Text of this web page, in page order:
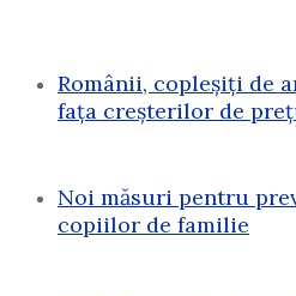
Românii, copleșiți de
fața creșterilor de
Noi măsuri pentru
copiilor de familie